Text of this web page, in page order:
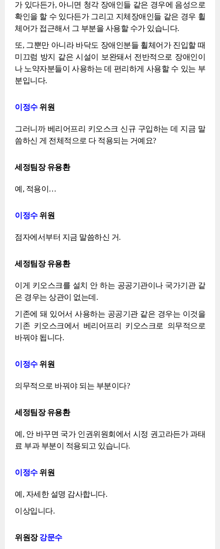
가 있다든가, 아니면 청각 장애인들 같은 경우에 음성으로
확인을 할 수 있다든가 그리고 지체장애인들 같은 경우 휠
체어가 접근해서 그 부분을 사용할 수가 있습니다.
또, 그뿐만 아니라 바닥도 장애인분들 휠체어가 진입할 때
미끄럼 방지 같은 시설이 보완돼서 전반적으로 장애인이
나 노약자분들이 사용하는 데 편리하게 사용할 수 있는 부
분입니다.
이정수위원
그러니까 베리어프리 키오스크 신규 구입하는 데 지금 말
씀하신 게 전체적으로 다 적용되는 거예요?
세정팀장 유용환
예, 적용이…
이정수위원
점자에서부터 지금 말씀하신 거.
세정팀장 유용환
이게 키오스크를 설치 안 하는 공공기관이나 국가기관 같
은 경우는 상관이 없는데.
기존에 돼 있어서 사용하는 공공기관 같은 경우는 이것을
기존 키오스크에서 베리어프리 키오스크로 의무적으로
바꿔야 됩니다.
이정수위원
의무적으로 바꿔야 되는 부분이다?
세정팀장 유용환
예, 안 바꾸면 국가 인권위원회에서 시정 권고라든가 과태
료 부과 부분이 적용되고 있습니다.
이정수위원
예, 자세한 설명 감사합니다.
이상입니다.
위원장강문수